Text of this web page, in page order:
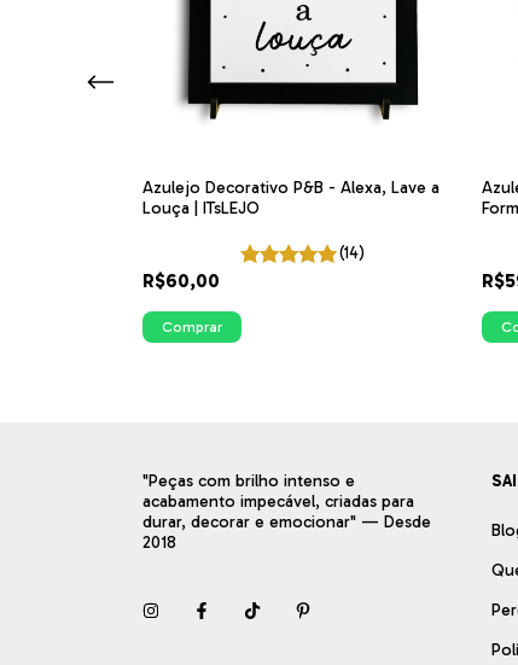
Azulejo Decorativo P&B - Alexa, Lave a
Louça | ITsLEJO
(14)
R$60,00
Comprar
"Peças com brilho intenso e
acabamento impecável, criadas para
durar, decorar e emocionar" — Desde
2018